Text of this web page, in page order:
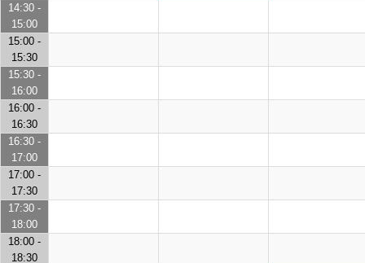
14:30 -
15:00
15:00 -
15:30
15:30 -
16:00
16:00 -
16:30
16:30 -
17:00
17:00 -
17:30
17:30 -
18:00
18:00 -
18:30